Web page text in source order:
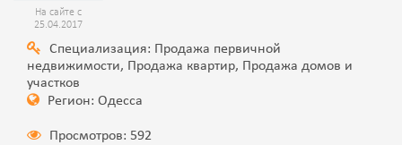
На сайте с
25.04.2017
Специализация: Продажа первичной
недвижимости, Продажа квартир, Продажа домов и
участков
Регион: Одесса
Просмотров: 592